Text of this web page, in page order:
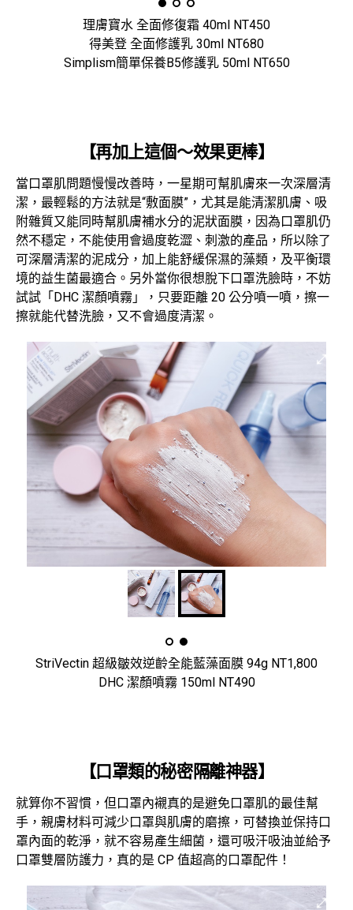
理膚寶水 全面修復霜 40ml NT450
得美登 全面修護乳 30ml NT680
Simplism簡單保養B5修護乳 50ml NT650
【再加上這個～效果更棒】
當口罩肌問題慢慢改善時，一星期可幫肌膚來一次深層清
潔，最輕鬆的方法就是“敷面膜”，尤其是能清潔肌膚、吸
附雜質又能同時幫肌膚補水分的泥狀面膜，因為口罩肌仍
然不穩定，不能使用會過度乾澀、刺激的產品，所以除了
可深層清潔的泥成分，加上能舒緩保濕的藻類，及平衡環
境的益生菌最適合。另外當你很想脫下口罩洗臉時，不妨
試試「DHC 潔顏噴霧」，只要距離 20 公分噴一噴，擦一
擦就能代替洗臉，又不會過度清潔。
StriVectin 超級皺效逆齡全能藍藻面膜 94g NT1,800
DHC 潔顏噴霧 150ml NT490
【口罩類的秘密隔離神器】
就算你不習慣，但口罩內襯真的是避免口罩肌的最佳幫
手，親膚材料可減少口罩與肌膚的磨擦，可替換並保持口
罩內面的乾淨，就不容易產生細菌，還可吸汗吸油並給予
口罩雙層防護力，真的是 CP 值超高的口罩配件！